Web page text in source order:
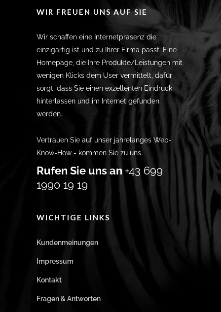
WIR FREUEN UNS AUF SIE
Wir schaffen eine Internetpräsenz die
einzigartig ist und zu Ihrer Firma passt. Eine
Homepage, die Ihre Produkte/Leistungen mit
wenigen Klicks dem User vermittelt, dafür
sorgt, dass Sie einen exzellenten Eindruck
hinterlassen und im Internet gefunden
werden.
Vertrauen Sie auf unser jahrelanges Web-
Know-How - kommen Sie zu uns.
Rufen Sie uns an +43 699
1990 19 19
WICHTIGE LINKS
Kundenmeinungen
Impressum
Kontakt
Fragen & Antworten